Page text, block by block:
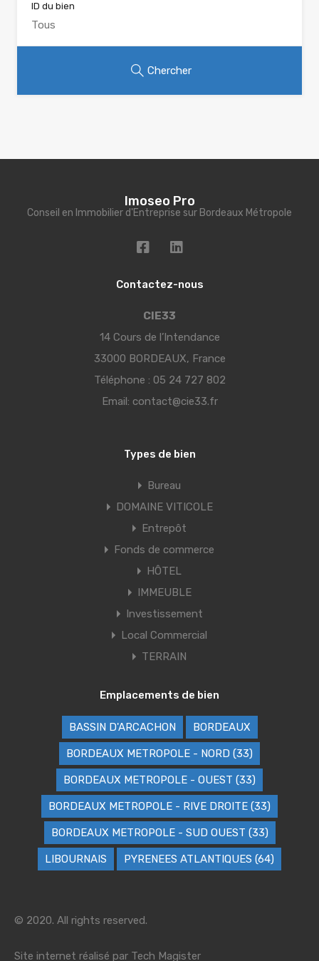
ID du bien
Chercher
Imoseo Pro
Conseil en Immobilier d'Entreprise sur Bordeaux Métropole
Contactez-nous
CIE33
14 Cours de l’Intendance
33000 BORDEAUX, France
Téléphone : 05 24 727 802
Email: contact@cie33.fr
Types de bien
Bureau
DOMAINE VITICOLE
Entrepôt
Fonds de commerce
HÔTEL
IMMEUBLE
Investissement
Local Commercial
TERRAIN
Emplacements de bien
BASSIN D'ARCACHON BORDEAUX
BORDEAUX METROPOLE - NORD (33)
BORDEAUX METROPOLE - OUEST (33)
BORDEAUX METROPOLE - RIVE DROITE (33)
BORDEAUX METROPOLE - SUD OUEST (33)
LIBOURNAIS PYRENEES ATLANTIQUES (64)
© 2020. All rights reserved.
Site internet réalisé par Tech Magister